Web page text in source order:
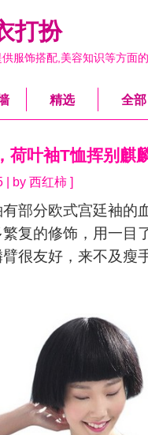
打扮
供服饰搭配,美容知识等方面
精选 全部
荷叶袖T恤挥别麒
| by 西红柿 ]
分欧式宫廷袖的
复的修饰，用一目
很友好，来不及瘦